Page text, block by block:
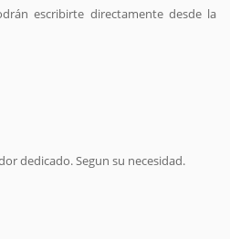
escribirte directamente desde la
dedicado. Segun su necesidad.